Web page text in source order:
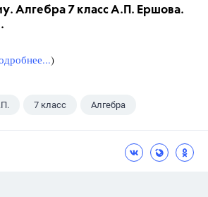
Алгебра 7 класс А.П. Ершова.
)
7 класс Алгебра